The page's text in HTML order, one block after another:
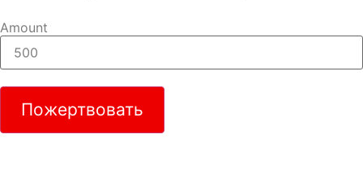
Amount
Пожертвовать